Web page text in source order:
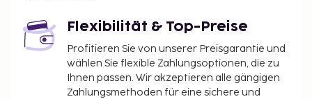
Flexibilität & Top-Preise
Profitieren Sie von unserer Preisgarantie und
wählen Sie flexible Zahlungsoptionen, die zu
Ihnen passen. Wir akzeptieren alle gängigen
Zahlungsmethoden für eine sichere und